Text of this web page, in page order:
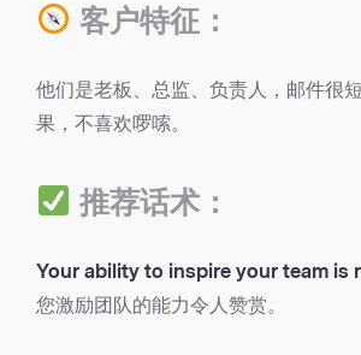
客户特征：
他们是老板、总监、负责人，邮件很
果，不喜欢啰嗦。
推荐话术：
Your ability to inspire your team is
您激励团队的能力令人赞赏。